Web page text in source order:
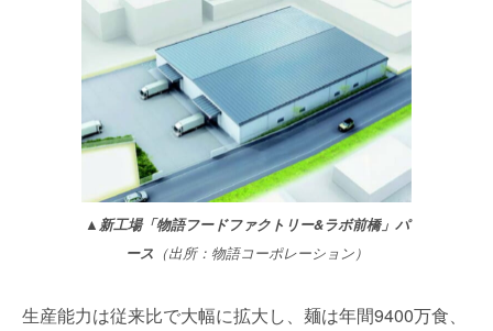
▲新工場「物語フードファクトリー&ラボ前橋」パ
ース （出所：物語コーポレーション）
生産能力は従来比で大幅に拡大し、麺は年間9400万食、